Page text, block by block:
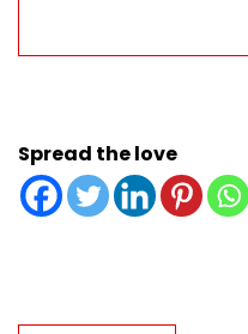
Spread the love